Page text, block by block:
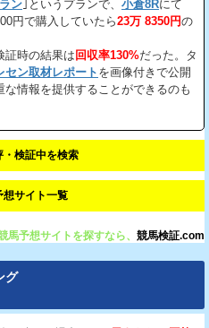
ン ｣というプランで、 小倉8Rにて
円で購入していたら23万 8350円の
証時の結果は回収率130%だった。タ
セン取材レポート を画像付きで公開
情報を提供することができるのも
検証中を検索
サイト一覧
馬予想サイトを探すなら、 競馬検証.com
グ